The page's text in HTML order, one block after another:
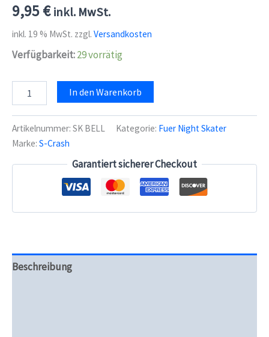
9,95€ inkl. MwSt.
inkl. 19 % MwSt. zzgl. Versandkosten
Verfügbarkeit:29 vorrätig
Fingerklingel
Menge
In den Warenkorb
Artikelnummer: SK BELL Kategorie: Fuer Night Skater
Marke: S-Crash
Garantiert sicherer Checkout
Beschreibung